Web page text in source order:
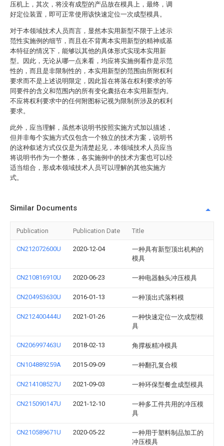
压机上，其次，将没有成型的产品放在模具上，最终，调
好定位装置，即可正常使用该快速定位一次成型模具。
对于本领域技术人员而言，显然本实用新型不限于上述示
范性实施例的细节，而且在不背离本实用新型的精神或基
本特征的情况下，能够以其他的具体形式实现本实用新
型。因此，无论从哪一点来看，均应将实施例看作是示范
性的，而且是非限制性的，本实用新型的范围由所附权利
要求而不是上述说明限定，因此旨在将落在权利要求的等
同要件的含义和范围内的所有变化囊括在本实用新型内。
不应将权利要求中的任何附图标记视为限制所涉及的权利
要求。
此外，应当理解，虽然本说明书按照实施方式加以描述，
但并非每个实施方式仅包含一个独立的技术方案，说明书
的这种叙述方式仅仅是为清楚起见，本领域技术人员应当
将说明书作为一个整体，各实施例中的技术方案也可以经
适当组合，形成本领域技术人员可以理解的其他实施方
式。
Similar Documents
Publication Publication Date Title
CN212072600U 2020-12-04
一种具有新型顶出机构的
模具
CN210816910U 2020-06-23 一种电器触头冲压模具
CN204953630U 2016-01-13 一种顶出式落料模
CN212400444U 2021-01-26
一种快速定位一次成型模
具
CN206997463U 2018-02-13 角撑板精冲模具
CN104889259A 2015-09-09 一种翻孔复合模
CN214108527U 2021-09-03 一种环保型餐盒成型模具
CN215090147U 2021-12-10
一种多工件共用的冲压模
具
CN210589671U 2020-05-22
一种用于塑料制品加工的
冲压模具